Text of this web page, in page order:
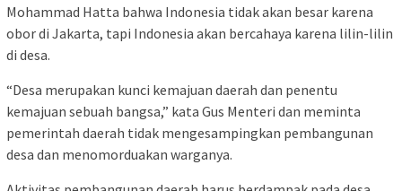
Mohammad Hatta bahwa Indonesia tidak akan besar karena
obor di Jakarta, tapi Indonesia akan bercahaya karena lilin-lilin
di desa.
“Desa merupakan kunci kemajuan daerah dan penentu
kemajuan sebuah bangsa,” kata Gus Menteri dan meminta
pemerintah daerah tidak mengesampingkan pembangunan
desa dan menomorduakan warganya.